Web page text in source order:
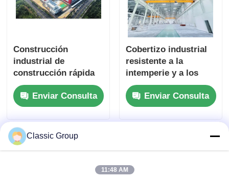
Construcción
industrial de
construcción rápida
estructura de acero
Enviar Consulta
Cobertizo industrial
resistente a la
intemperie y a los
terremotos,
estructura de acero,
nave industrial,
cobertizo con
Enviar Consulta
Classic Group
11:48 AM